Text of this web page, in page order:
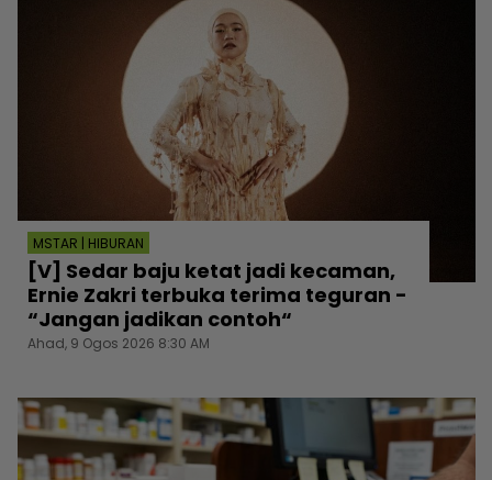
MSTAR | HIBURAN
[V] Sedar baju ketat jadi kecaman,
Ernie Zakri terbuka terima teguran -
“Jangan jadikan contoh“
Ahad, 9 Ogos 2026 8:30 AM